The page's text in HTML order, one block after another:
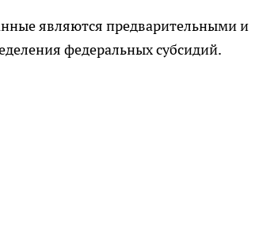
являются предварительными и
федеральных субсидий.